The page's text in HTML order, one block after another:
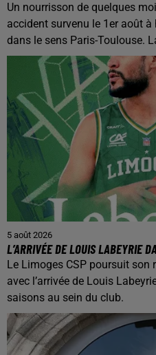
Un nourrisson de quelques
accident survenu le 1er août à
dans le sens Paris-Toulouse.
5 août 2026
L’ARRIVÉE DE LOUIS LABEYRIE
Le Limoges CSP poursuit son
avec l’arrivée de Louis
saisons au sein du club.